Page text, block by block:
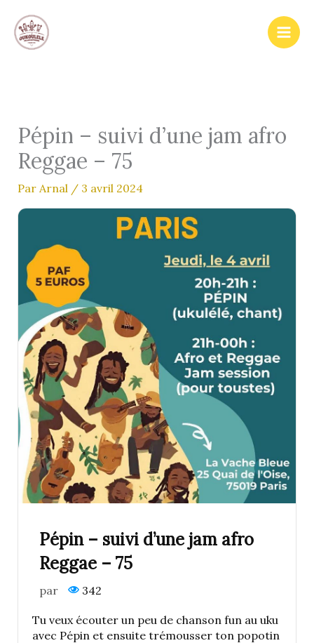
contenu
Pépin – suivi d’une jam afro
Reggae – 75
Par Arnal / 3 avril 2024
Pépin – suivi d’une jam afro
Reggae – 75
par 342
Tu veux écouter un peu de chanson fun au uku
avec Pépin et ensuite trémousser ton popotin